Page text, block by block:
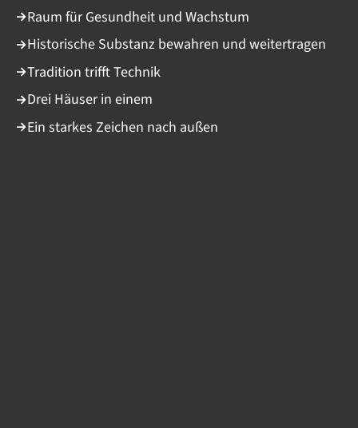
Raum für Gesundheit und Wachstum
Historische Substanz bewahren und weitertragen
Tradition trifft Technik
Drei Häuser in einem
Ein starkes Zeichen nach außen